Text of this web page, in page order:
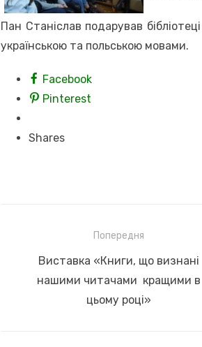
Пан Станіслав подарував
українською та польською мовами.
Facebook
Pinterest
Shares
записів
Попередня
Previous
post:
Виставка «Книги, що визнані
нашими читачами кращими в
цьому році»